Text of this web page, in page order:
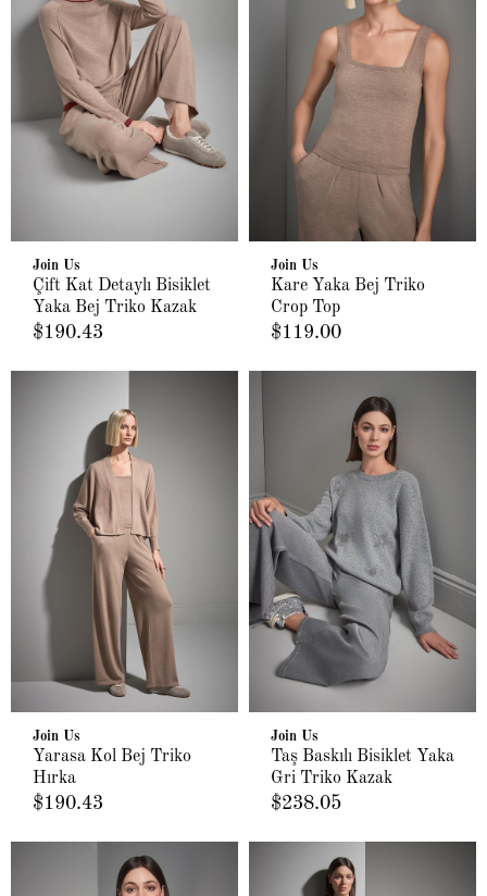
Join Us
Çift Kat Detaylı Bisiklet
Yaka Bej Triko Kazak
$190.43
Join Us
Kare Yaka Bej Triko
Crop Top
$119.00
Join Us
Yarasa Kol Bej Triko
Hırka
$190.43
Join Us
Taş Baskılı Bisiklet Yaka
Gri Triko Kazak
$238.05